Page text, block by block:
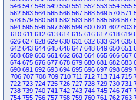
546 547 548 549 550 551 552 553 554 555
562 563 564 565 566 567 568 569 570 571
578 579 580 581 582 583 584 585 586 587
594 595 596 597 598 599 600 601 602 603
610 611 612 613 614 615 616 617 618 619
626 627 628 629 630 631 632 633 634 635
642 643 644 645 646 647 648 649 650 651
658 659 660 661 662 663 664 665 666 667
674 675 676 677 678 679 680 681 682 683
690 691 692 693 694 695 696 697 698 699
706 707 708 709 710 711 712 713 714 715
722 723 724 725 726 727 728 729 730 731
738 739 740 741 742 743 744 745 746 747
754 755 756 757 758 759 760 761 762 763